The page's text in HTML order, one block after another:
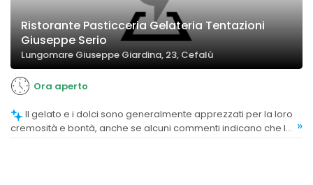
Ristorante Pasticceria Gelateria Tentazioni
Giuseppe Serio
Lungomare Giuseppe Giardina, 23, Cefalù
Ora aperto
cremosità e bontà, anche se alcuni commenti indicano che la »